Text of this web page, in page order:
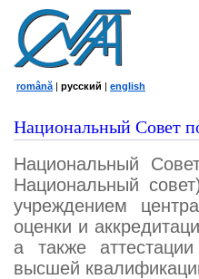
română | русский | english
Национальный Совет
Национальный
Национальный
учреждением
оценки и
а также
высшей